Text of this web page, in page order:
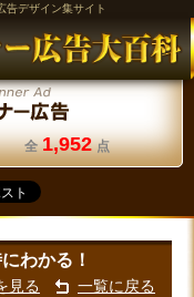
告デザイン集サイト
全 1,952 点
わかる！
見る 一覧に戻る